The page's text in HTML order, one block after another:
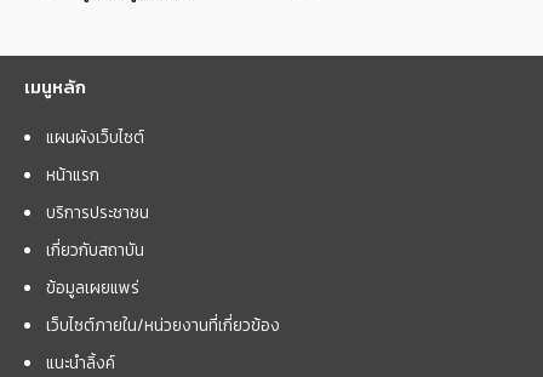
เมนูหลัก
แผนผังเว็บไซต์
หน้าแรก
บริการประชาชน
เกี่ยวกับสถาบัน
ข้อมูลเผยแพร่
เว็บไซต์ภายใน/หน่วยงานที่เกี่ยวข้อง
แนะนำลิ้งค์